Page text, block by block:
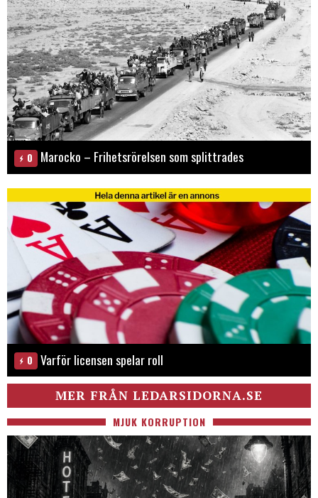
0 Marocko – Frihetsrörelsen som splittrades
0 Varför licensen spelar roll
MER FRÅN LEDARSIDORNA.SE
MJUK KORRUPTION